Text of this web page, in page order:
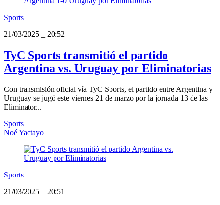
Sports
21/03/2025
20:52
TyC Sports transmitió el partido
Argentina vs. Uruguay por Eliminatorias
Con transmisión oficial vía TyC Sports, el partido entre Argentina y
Uruguay se jugó este viernes 21 de marzo por la jornada 13 de las
Eliminator...
Sports
Noé Yactayo
Sports
21/03/2025
20:51